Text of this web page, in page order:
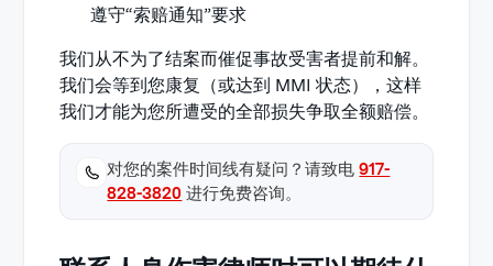
遵守“索赔通知”要求
我们从不为了结案而催促事故受害者提前和解。
我们会等到您康复（或达到 MMI 状态），这样
我们才能为您所遭受的全部损失争取全额赔偿。
对您的案件时间线有疑问？请致电917-
828-3820 进行免费咨询。